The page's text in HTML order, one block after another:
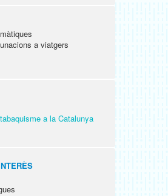
a viatgers
a la Catalunya